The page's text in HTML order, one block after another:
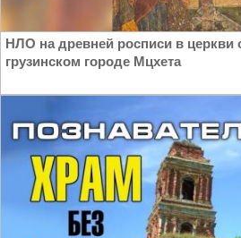
НЛО на древней росписи в церкви
грузинском городе Мцхета